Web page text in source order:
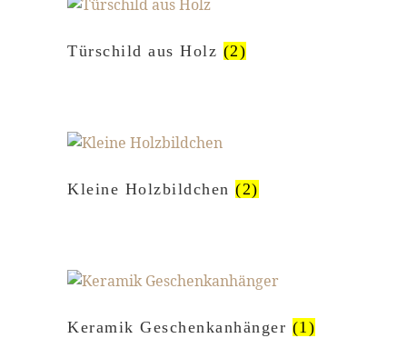
Türschild aus Holz (2)
Kleine Holzbildchen (2)
Keramik Geschenkanhänger (1)